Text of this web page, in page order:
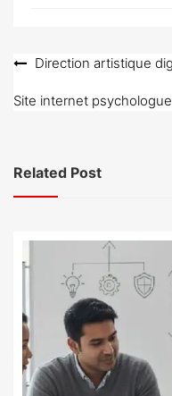
Navigation
de
Direction artistique
Site internet
Related Post